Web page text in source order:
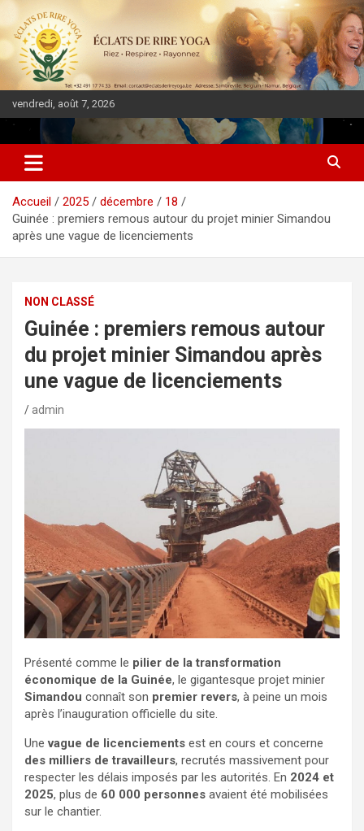
vendredi, août 7, 2026
DIASPORA PULSE
Accueil 2025 décembre
18
Guinée : premiers remous autour du projet minier Simandou
après une vague de licenciements
NON CLASSÉ
Guinée : premiers remous autour
du projet minier Simandou après
une vague de licenciements
admin
Présenté comme le pilier de la transformation
économique de la Guinée, le gigantesque projet minier
Simandou connaît son premier revers, à peine un mois
après l’inauguration officielle du site.
Unevague de licenciements est en cours et concerne
des milliers de travailleurs, recrutés massivement pour
respecter les délais imposés par les autorités. En 2024 et
2025, plus de 60 000 personnes avaient été mobilisées
sur le chantier.